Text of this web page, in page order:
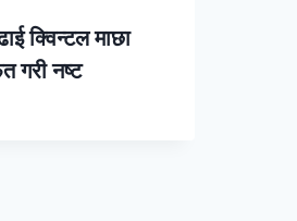
क्विन्टल माछा
गरी नष्ट